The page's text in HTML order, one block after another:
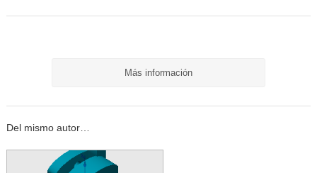
Más información
Del mismo autor…